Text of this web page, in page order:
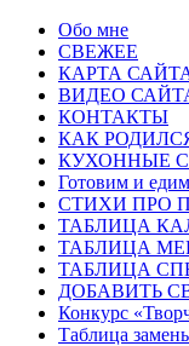
Обо мне
СВЕЖЕЕ
КАРТА
ВИДЕО
КОНТАКТЫ
КАК
КУХОННЫЕ
Готовим и
СТИХИ ПРО
ТАБЛИЦА
ТАБЛИЦА
ТАБЛИЦА
ДОБАВИТЬ
Конкурс
Таблица